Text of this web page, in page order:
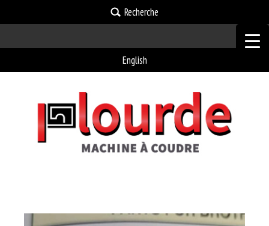
Recherche
English